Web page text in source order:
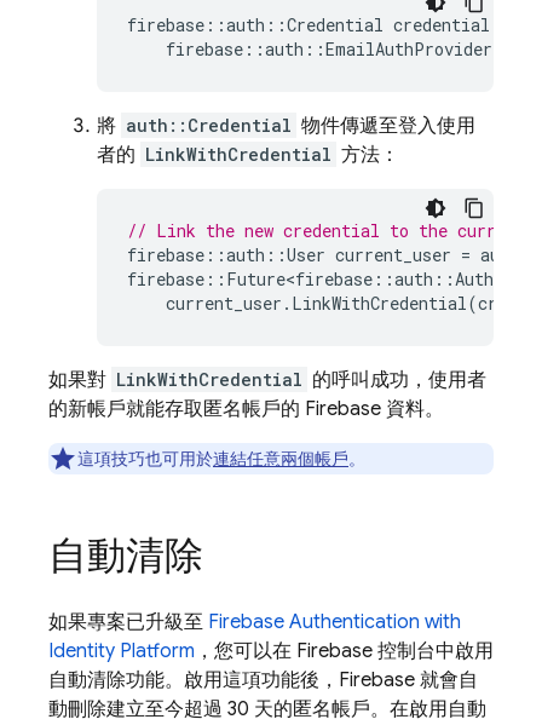
firebase ::auth ::Credential credential
firebase ::auth ::EmailAuthProvider
將 auth::Credential 物件傳遞至登入使用
者的 LinkWithCredential 方法：
// Link the new credential to the
firebase ::auth ::User current_user = auth
firebase :: Future<firebase ::auth ::
current_user . LinkWithCredential(
如果對 LinkWithCredential 的呼叫成功，使用者
的新帳戶就能存取匿名帳戶的 Firebase 資料。
這項技巧也可用於連結任意兩個帳戶。
自動清除
如果專案已升級至 Firebase Authentication with
Identity Platform ，您可以在 Firebase 控制台中啟用
自動清除功能。啟用這項功能後，Firebase 就會自
動刪除建立至今超過 30 天的匿名帳戶。在啟用自動